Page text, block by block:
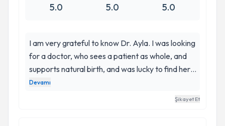
5.0 5.0 5.0
I am very grateful to know Dr. Ayla. I was looking
for a doctor, who sees a patient as whole, and
supports natural birth, and was lucky to find her.
During the 2 years journey towards becoming a
Devamı
Şikayet Et